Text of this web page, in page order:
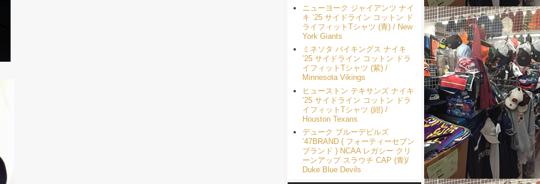
ニューヨーク ジャイアンツ ナイ
キ ’25 サイドライン コットン ド
ライフィットTシャツ (青) / New
York Giants
ミネソタ バイキングス ナイキ
’25 サイドライン コットン ドラ
イフィットTシャツ (紫) /
Minnesota Vikings
ヒューストン テキサンズ ナイキ
’25 サイドライン コットン ドラ
イフィットTシャツ (紺) /
Houston Texans
デューク ブルーデビルズ
’47BRAND ( フォーティーセブン
ブランド ) NCAA レガシー クリ
ーンアップ スラウチ CAP (青)/
Duke Blue Devils